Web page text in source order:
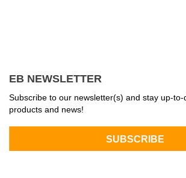
EB NEWSLETTER
Subscribe to our newsletter(s) and stay up-
products and news!